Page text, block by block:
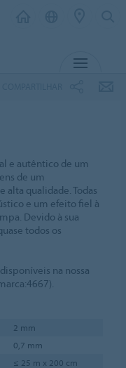
e autêntico de um
de um
qualidade. Todas
e um efeito fiel à
Devido à sua
todos os
na nossa
2 mm
0,7 mm
≤ 25 m x 200 cm